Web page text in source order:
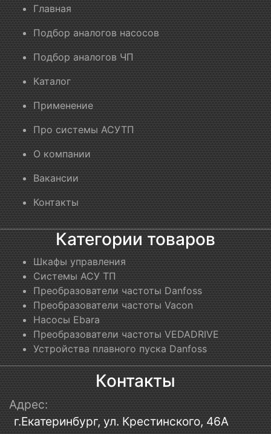
Главная
Подбор аналогов насосов
Подбор аналогов ЧП
Каталог
Применение
Про системы АСУТП
О компании
Вакансии
Контакты
Категории товаров
Шкафы управления
Системы АСУ ТП
Преобразователи частоты Danfoss
Преобразователи частоты Vacon
Насосы Ebara
Преобразователи частоты VEDADRIVE
Устройства плавного пуска Danfoss
Контакты
Адрес:
г.Екатеринбург, ул. Крестинского, 46А